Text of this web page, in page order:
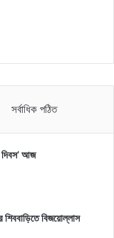
সর্বাধিক পঠিত
আজ
শিববাড়িতে বিজয়োল্লাস